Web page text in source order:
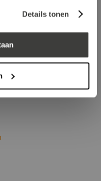
Details tonen
Offerte
uur
5! ⭐⭐⭐⭐⭐